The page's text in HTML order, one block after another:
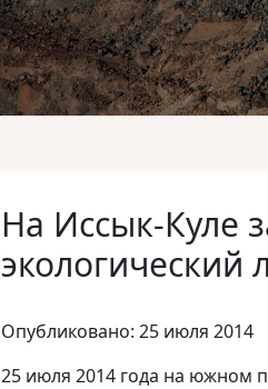
На Иссык-Куле
экологический
Опубликовано: 25 июля 2014
25 июля 2014 года на южном